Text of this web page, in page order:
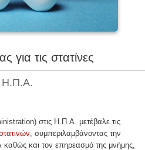
για τις στατίνες
Η.Π.Α.
στις Η.Π.Α. μετέβαλε τις
, συμπεριλαμβάνοντας την
καθώς και τον επηρεασμό της μνήμης,